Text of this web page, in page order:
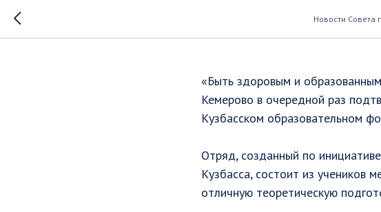
Новости Совета
Научили
«Быть здоровым и
Кемерово в очередной раз
Кузбасском образовательном
Отряд, созданный по
Кузбасса, состоит из учеников
отличную теоретическую